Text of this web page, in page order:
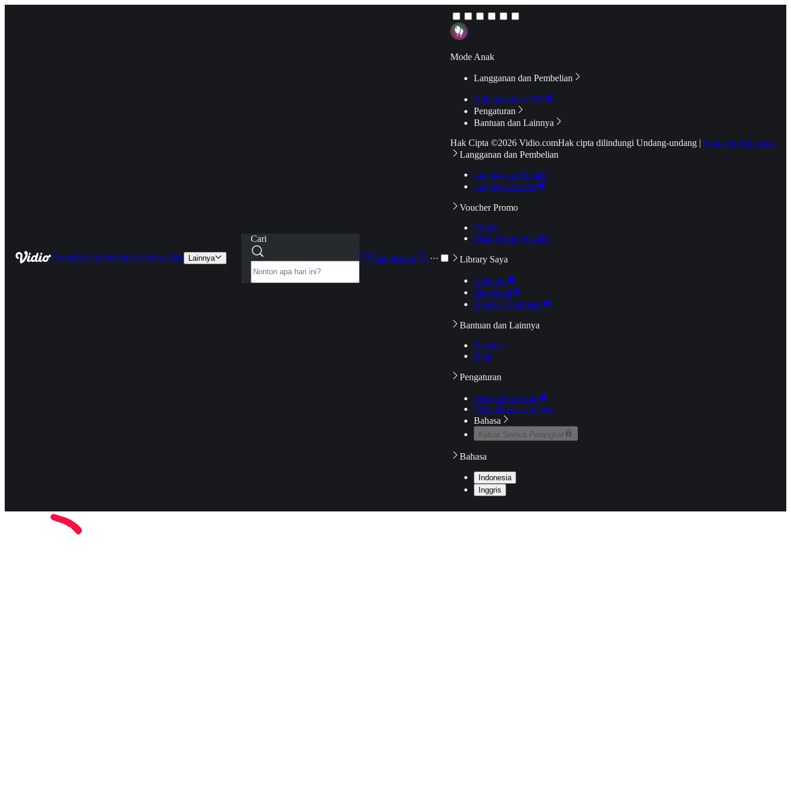
HomeLiveSportsSeriesMoviesKids Lainnya
Cari
Langganan
···
Mode Anak
Langganan dan Pembelian
Hubungkan ke TV
Pengaturan
Bantuan dan Lainnya
Hak Cipta ©2026 Vidio.comHak cipta dilindungi Undang-undang | Syarat & Ketentuan
Langganan dan Pembelian
Langganan Premier
Langganan Aktif
Voucher Promo
Promo
Pakai Kode Voucher
Library Saya
Daftarku
Mengikuti
Riwayat Tontonan
Bantuan dan Lainnya
Bantuan
Blog
Pengaturan
Pengaturan Akun
Pemeriksaan Jaringan
Bahasa
Keluar Semua Perangkat
Bahasa
Indonesia
Inggris